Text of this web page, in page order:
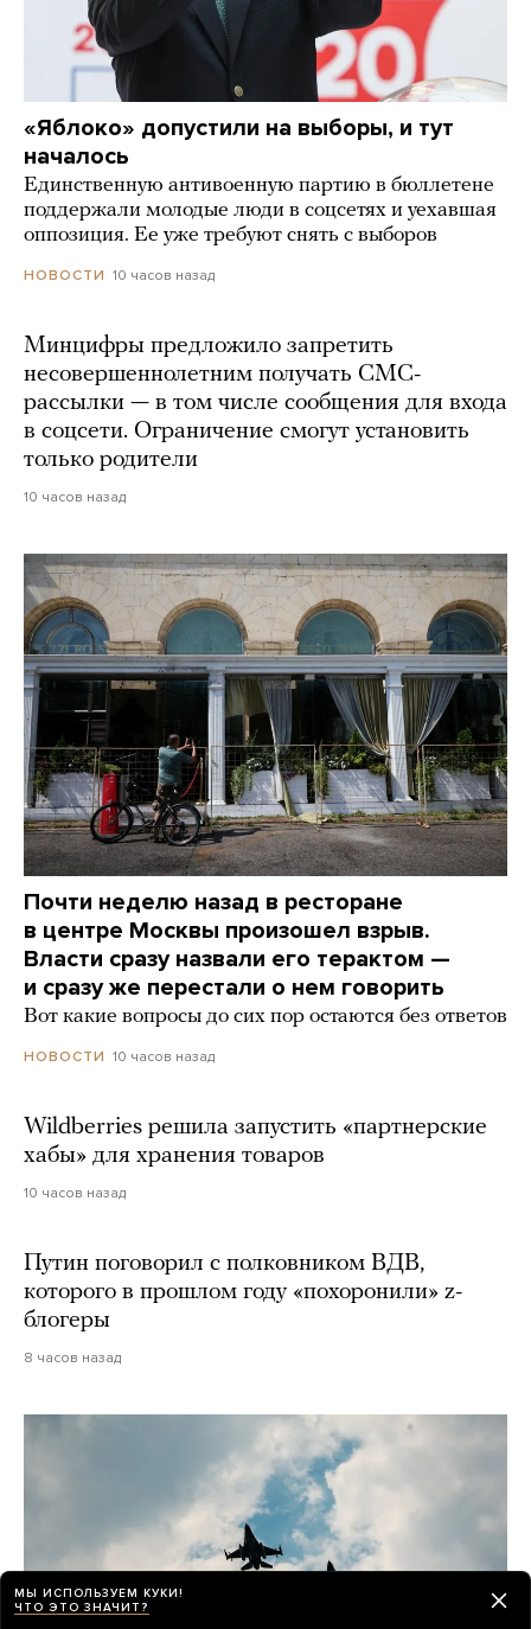
«Яблоко» допустили на выборы, и тут
началось
Единственную антивоенную партию в бюллетене
поддержали молодые люди в соцсетях и уехавшая
оппозиция. Ее уже требуют снять с выборов
НОВОСТИ 10 часов назад
Минцифры предложило запретить
несовершеннолетним получать СМС-
рассылки — в том числе сообщения для входа
в соцсети. Ограничение смогут установить
только родители
10 часов назад
Почти неделю назад в ресторане
в центре Москвы произошел взрыв.
Власти сразу назвали его терактом —
и сразу же перестали о нем говорить
Вот какие вопросы до сих пор остаются без ответов
НОВОСТИ 10 часов назад
Wildberries решила запустить «партнерские
хабы» для хранения товаров
10 часов назад
Путин поговорил с полковником ВДВ,
которого в прошлом году «похоронили» z-
блогеры
8 часов назад
МЫ ИСПОЛЬЗУЕМ КУКИ!
ЧТО ЭТО ЗНАЧИТ?